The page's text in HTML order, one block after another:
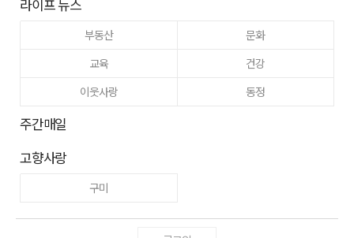
라이프 뉴스
부동산
문화
교육
건강
이웃사랑
동정
주간매일
고향사랑
구미